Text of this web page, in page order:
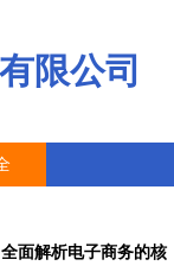
限公司
面解析电子商务的核